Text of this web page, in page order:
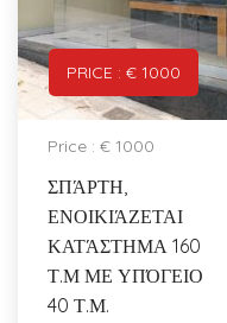
PRICE : € 1000
Price : € 1000
ΣΠΆΡΤΗ,
ΕΝΟΙΚΙΆΖΕΤΑΙ
ΚΑΤΆΣΤΗΜΑ 160
Τ.Μ ΜΕ ΥΠΌΓΕΙΟ
40 Τ.Μ.